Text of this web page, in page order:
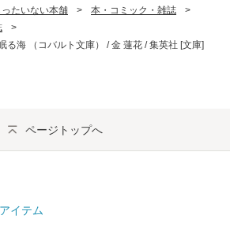
ったいない本舗 > 本・コミック・雑誌
>
>
る海 （コバルト文庫） / 金 蓮花 / 集英社 [文庫]
ページトップへ
イテム